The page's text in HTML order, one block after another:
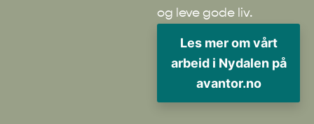
og leve gode liv.
Les mer om vårt
arbeid i Nydalen på
avantor.no